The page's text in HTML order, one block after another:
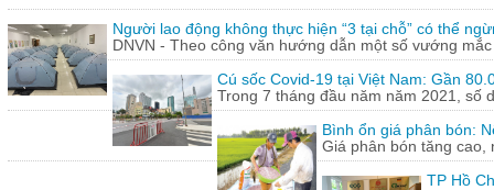
Người lao động không thực hiện “3 tại chỗ” có thể
DNVN - Theo công văn hướng dẫn một số vướng
Cú sốc Covid-19 tại Việt Nam: Gần
Trong 7 tháng đầu năm năm 2021, số
Bình ổn giá phân bón:
Giá phân bón tăng
TP Hồ